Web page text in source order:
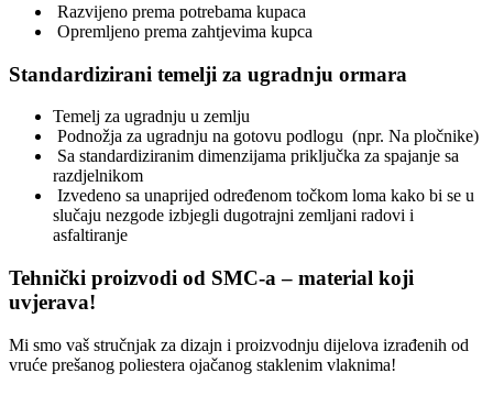
Razvijeno prema potrebama kupaca
Opremljeno prema zahtjevima kupca
Standardizirani temelji za ugradnju ormara
Temelj za ugradnju u zemlju
Podnožja za ugradnju na gotovu podlogu (npr. Na pločnike)
Sa standardiziranim dimenzijama priključka za spajanje sa
razdjelnikom
Izvedeno sa unaprijed određenom točkom loma kako bi se u
slučaju nezgode izbjegli dugotrajni zemljani radovi i
asfaltiranje
Tehnički proizvodi od SMC-a – material koji
uvjerava!
Mi smo vaš stručnjak za dizajn i proizvodnju dijelova izrađenih od
vruće prešanog poliestera ojačanog staklenim vlaknima!